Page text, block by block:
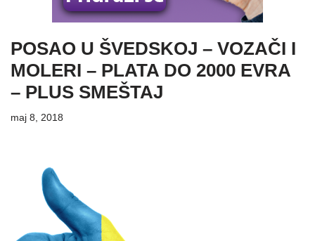
POSAO U ŠVEDSKOJ – VOZAČI I
MOLERI – PLATA DO 2000 EVRA
– PLUS SMEŠTAJ
maj 8, 2018